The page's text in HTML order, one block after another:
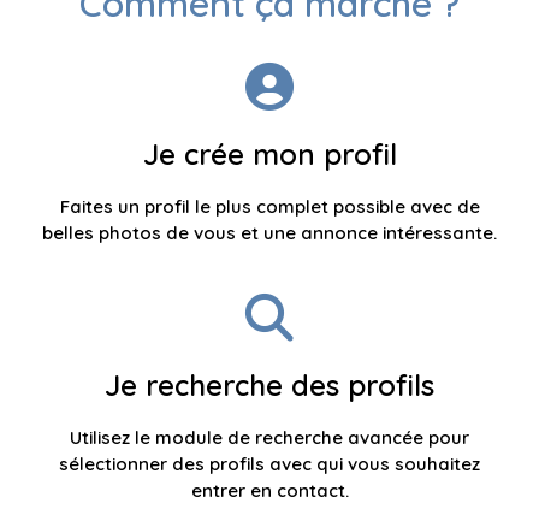
Je crée mon profil
Faites un profil le plus complet possible avec de
belles photos de vous et une annonce intéressante.
Je recherche des profils
Utilisez le module de recherche avancée pour
sélectionner des profils avec qui vous souhaitez
entrer en contact.